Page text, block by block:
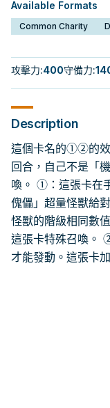
Available Formats
Common Charity
攻擊力:400守備力:
Description
這個卡名的①②的效
回合，自己不是「
喚。 ①：這張卡在
傀儡」超量怪獸給
怪獸的階級相同數
這張卡特殊召喚。
才能發動。這張卡